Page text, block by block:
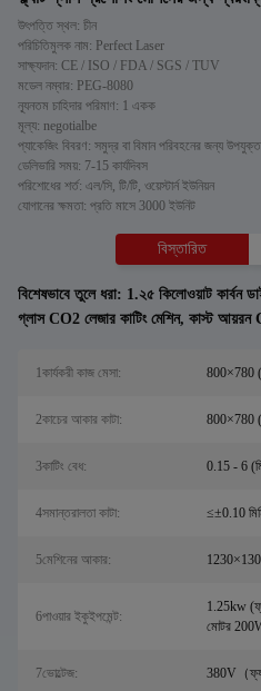
উৎপত্তি স্থল: চীন
পরিচিতিমুলক নাম: Perfect Laser
সাক্ষ্যদান: CE / ISO / FDA / SGS / TUV
মডেল নম্বার: PEG-8080
ন্যূনতম চাহিদার পরিমাণ: 1 একক
মূল্য: negotialbe
প্যাকেজিং বিবরণ: সমুদ্র বা বিমান পরিবহনের জন্য উপযুক্ত
ডেলিভারি সময়: 7-15 কার্যদিবস
পরিশোধের শর্ত: এল/সি, টি/টি, ওয়েস্টার্ন ইউনিয়ন
যোগানের ক্ষমতা: প্রতি মাসে 3000 ইউনিট
বিস্তারিত
বিশেষভাবে তুলে ধরা: 1.২৫ কিলোওয়াট কার্বন
গ্লাস CO2 লেজার কাটিং মেশিন, কাস্ট আয়রন
1কার্যকরী কাজ মেসা: 800×780
2কাচের আকার কাটা: 800×780
3কাটিং বেধ: 0.15 - 6
4সমান্তরালতা কাটা: ≤±0.10
5মেশিনের আকার:
6পাওয়ার ইকুইপমেন্ট:
1.25kw
মোটর
7ভোল্টেজ: 380V（